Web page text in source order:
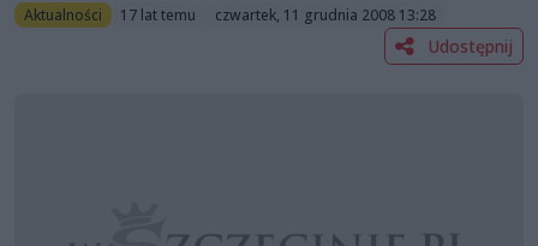
Aktualności 17 lat temu czwartek, 11 grudnia 2008 13:28
Udostępnij